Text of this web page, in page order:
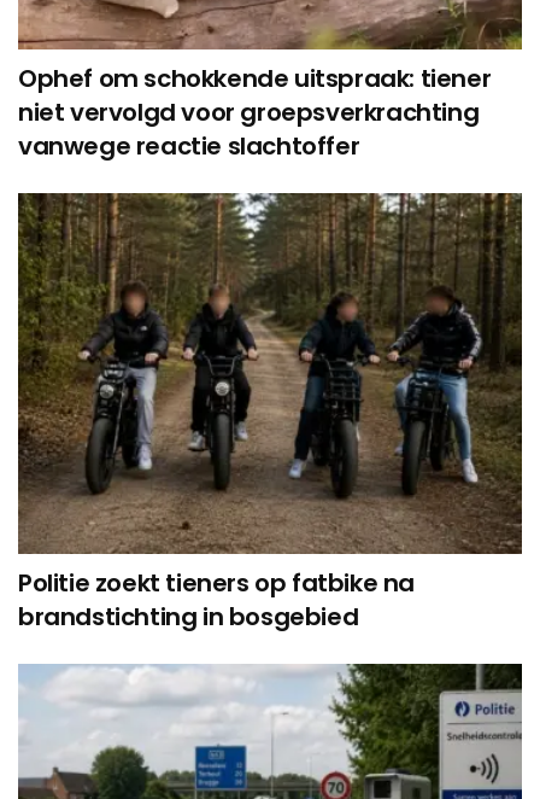
Ophef om schokkende uitspraak: tiener
niet vervolgd voor groepsverkrachting
vanwege reactie slachtoffer
Politie zoekt tieners op fatbike na
brandstichting in bosgebied